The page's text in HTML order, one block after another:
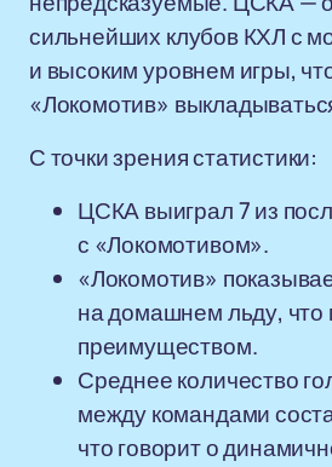
сильнейших клубов КХЛ с
и высоким уровнем игры,
«Локомотив»
С точки зрения статистики:
ЦСКА выиграл 7 из
с «Локомотивом».
«Локомотив»
на домашнем льду, что
преимуществом.
Среднее количество
между командами
что говорит о